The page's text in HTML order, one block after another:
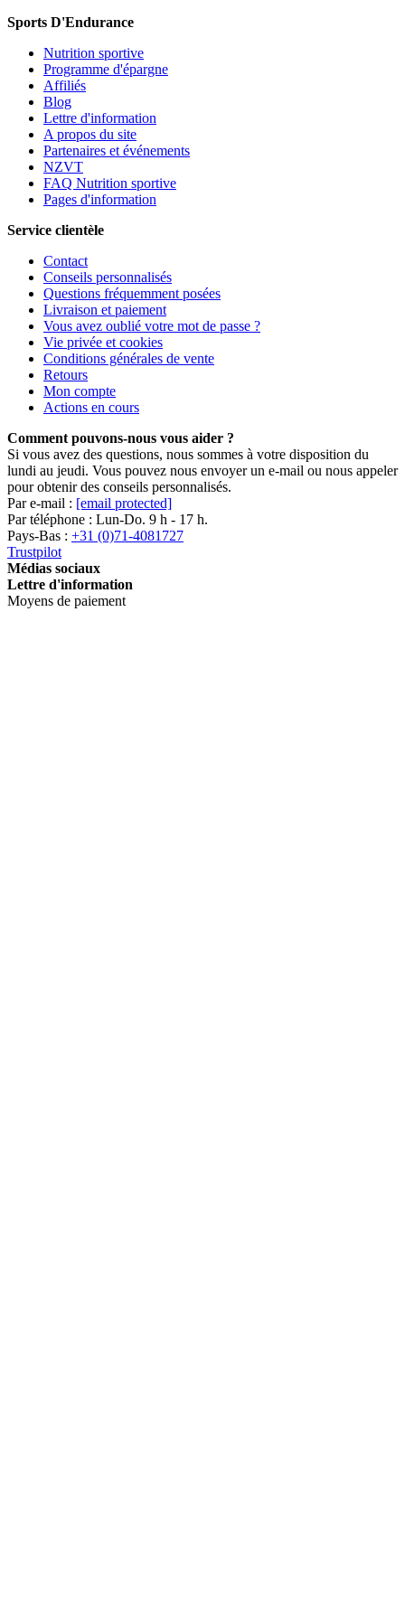
Sports D'Endurance
Nutrition sportive
Programme d'épargne
Affiliés
Blog
Lettre d'information
A propos du site
Partenaires et événements
NZVT
FAQ Nutrition sportive
Pages d'information
Service clientèle
Contact
Conseils personnalisés
Questions fréquemment posées
Livraison et paiement
Vous avez oublié votre mot de passe ?
Vie privée et cookies
Conditions générales de vente
Retours
Mon compte
Actions en cours
Comment pouvons-nous vous aider ?
Si vous avez des questions, nous sommes à votre disposition du
lundi au jeudi. Vous pouvez nous envoyer un e-mail ou nous appeler
pour obtenir des conseils personnalisés.
Par e-mail : [email protected]
Par téléphone : Lun-Do. 9 h - 17 h.
Pays-Bas : +31 (0)71-4081727
Trustpilot
Médias sociaux
Lettre d'information
Moyens de paiement